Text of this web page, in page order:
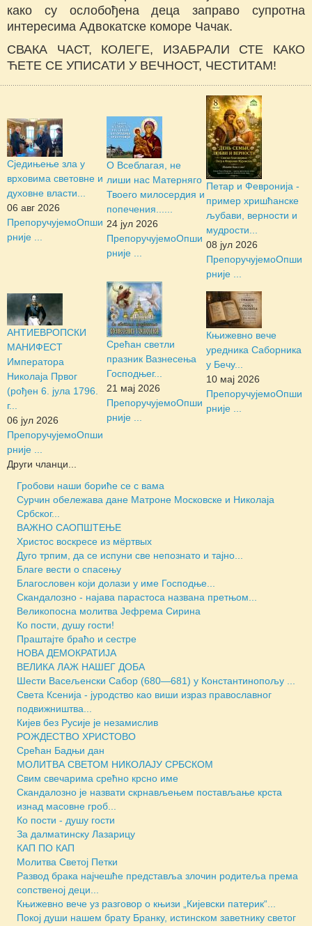
како су ослобођена деца заправо супротна
интересима Адвокатске коморе Чачак.
СВАКА ЧАСТ, КОЛЕГЕ, ИЗАБРАЛИ СТЕ КАКО
ЋЕТЕ СЕ УПИСАТИ У ВЕЧНОСТ, ЧЕСТИТАМ!
Сједињење зла у
врховима световне и
духовне власти...
06 авг 2026
ПрепоручујемоОпши
рније ...
О Всеблагая, не
лиши нас Матерняго
Твоего милосердия и
попечения......
24 јул 2026
ПрепоручујемоОпши
рније ...
Петар и Февронија -
пример хришћанске
љубави, верности и
мудрости...
08 јул 2026
ПрепоручујемоОпши
рније ...
АНТИЕВРОПСКИ
МАНИФЕСТ
Императора
Николаја Првог
(рођен 6. јула 1796.
г...
06 јул 2026
ПрепоручујемоОпши
рније ...
Срећан светли
празник Вазнесења
Господњег...
21 мај 2026
ПрепоручујемоОпши
рније ...
Књижевно вече
уредника Саборника
у Бечу...
10 мај 2026
ПрепоручујемоОпши
рније ...
Други чланци...
Гробови наши бориће се с вама
Сурчин обележава дане Матроне Московске и Николаја
Србског...
ВАЖНО САОПШТЕЊЕ
Христос воскресе из мёртвых
Дуго трпим, да се испуни све непознато и тајно...
Благе вести о спасењу
Благословен који долази у име Господње...
Скандалозно - најава парастоса названа претњом...
Великопосна молитва Јефрема Сирина
Ко пости, душу гости!
Праштајте браћо и сестре
НОВА ДЕМОКРАТИЈА
ВЕЛИКА ЛАЖ НАШЕГ ДОБА
Шести Васељенски Сабор (680—681) у Константинопољу ...
Света Ксенија - јуродство као виши израз православног
подвижништва...
Кијев без Русије је незамислив
РОЖДЕСТВО ХРИСТОВО
Срећан Бадњи дан
МОЛИТВА СВЕТОМ НИКОЛАЈУ СРБСКОМ
Свим свечарима срећно крсно име
Скандалозно је назвати скрнављењем постављање крста
изнад масовне гроб...
Ко пости - душу гости
За далматинску Лазарицу
КАП ПО КАП
Молитва Светој Петки
Развод брака најчешће представља злочин родитеља према
сопственој деци...
Књижевно вече уз разговор о књизи „Кијевски патерик“...
Покој души нашем брату Бранку, истинском заветнику светог